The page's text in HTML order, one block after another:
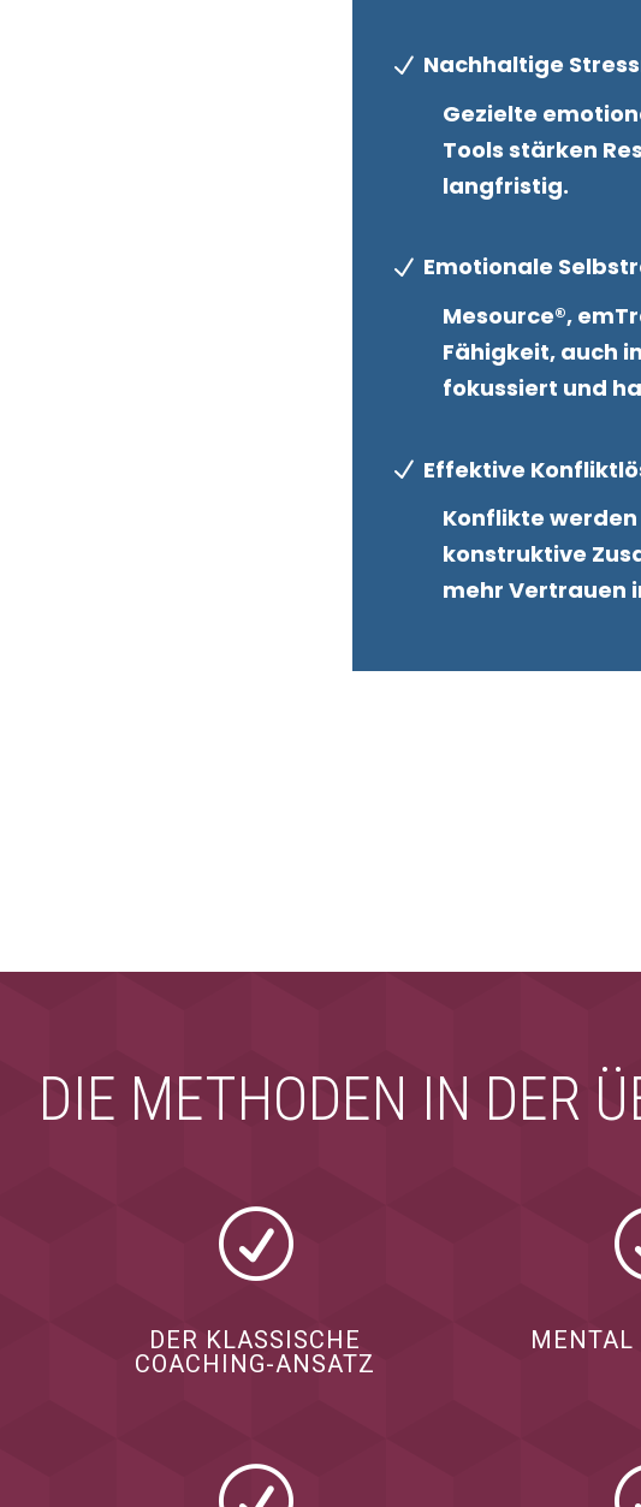
N Nachhaltige
Gezielte
Tools stärken
langfristig.
N Emotionale
Mesource®,
Fähigkeit, auch
fokussiert und
N Effektive
Konflikte
konstruktive
mehr Vertrauen
DIE METHODEN IN DER
R
DER KLASSISCHE
COACHING-ANSATZ
MENTAL